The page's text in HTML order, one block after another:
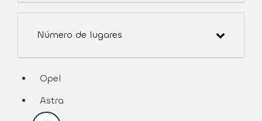
Número de lugares
Opel
Astra
assistive.text.remove.filter.button